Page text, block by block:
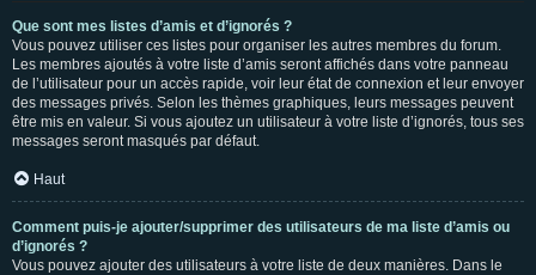
Que sont mes listes d’amis et d’ignorés ?
Vous pouvez utiliser ces listes pour organiser les autres membres du forum.
Les membres ajoutés à votre liste d’amis seront affichés dans votre panneau
de l’utilisateur pour un accès rapide, voir leur état de connexion et leur envoyer
des messages privés. Selon les thèmes graphiques, leurs messages peuvent
être mis en valeur. Si vous ajoutez un utilisateur à votre liste d’ignorés, tous ses
messages seront masqués par défaut.
Haut
Comment puis-je ajouter/supprimer des utilisateurs de ma liste d’amis ou
d’ignorés ?
Vous pouvez ajouter des utilisateurs à votre liste de deux manières. Dans le